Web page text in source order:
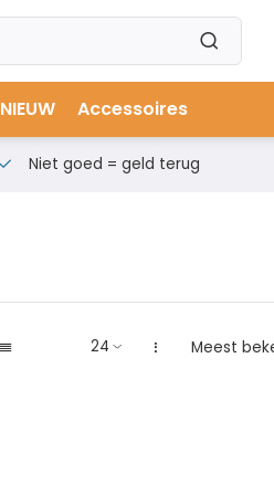
NIEUW Accessoires
Niet goed = geld terug
Meest